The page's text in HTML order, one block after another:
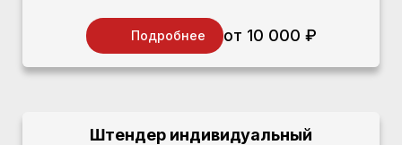
Подробнее от 10 000 ₽
Штендер индивидуальный